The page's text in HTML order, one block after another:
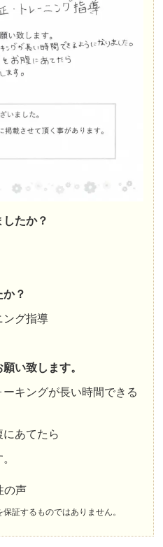
したか？
か？
ング指導
い致します。
キングが長い時間できる
あてたら
の声
証するものではありません。